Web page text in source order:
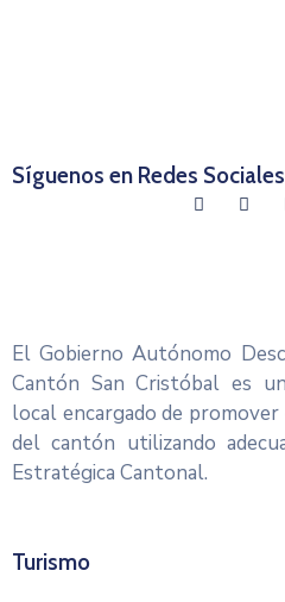
Síguenos en Redes Sociales
El Gobierno Autónomo
Cantón San Cristóbal es
local encargado de
del cantón utilizando
Estratégica Cantonal.
Turismo